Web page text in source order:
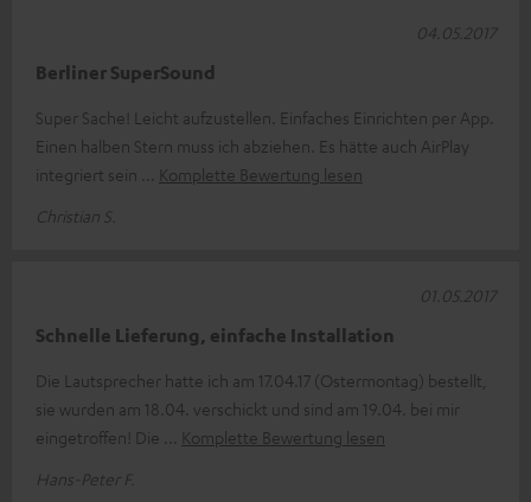
Berliner SuperSound
Super Sache! Leicht aufzustellen. Einfaches Einrichten per App.
Einen halben Stern muss ich abziehen. Es hätte auch AirPlay
integriert sein
Komplette Bewertung lesen
Christian S.
04.05.2017
Schnelle Lieferung, einfache Installation
Die Lautsprecher hatte ich am 17.04.17 (Ostermontag) bestellt,
sie wurden am 18.04. verschickt und sind am 19.04. bei mir
eingetroffen! Die
Komplette Bewertung lesen
Hans-Peter F.
01.05.2017